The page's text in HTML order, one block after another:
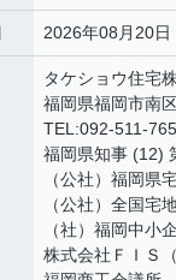
2026年08月20日
タケショウ住宅
福岡県福岡市南
TEL:092-511-
福岡県知事 (12)
（公社）福岡県
（公社）全国宅
（社）福岡中小
株式会社ＦＩＳ